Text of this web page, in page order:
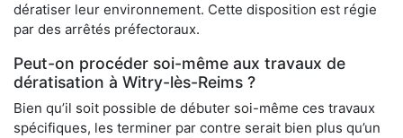
dératiser leur environnement. Cette disposition est régie
par des arrêtés préfectoraux.
Peut-on procéder soi-même aux travaux de
dératisation à Witry-lès-Reims ?
Bien qu’il soit possible de débuter soi-même ces travaux
spécifiques, les terminer par contre serait bien plus qu’un